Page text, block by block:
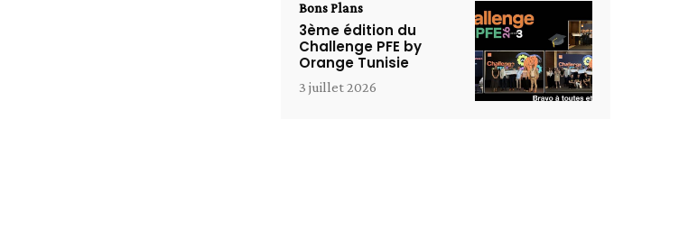
Bons Plans
3ème édition du
Challenge PFE by
Orange Tunisie
3 juillet 2026